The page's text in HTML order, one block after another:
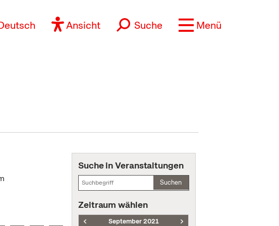
Ansicht Suche Menü
Suche in Veranstaltungen
Suchen
Zeitraum wählen
September 2021